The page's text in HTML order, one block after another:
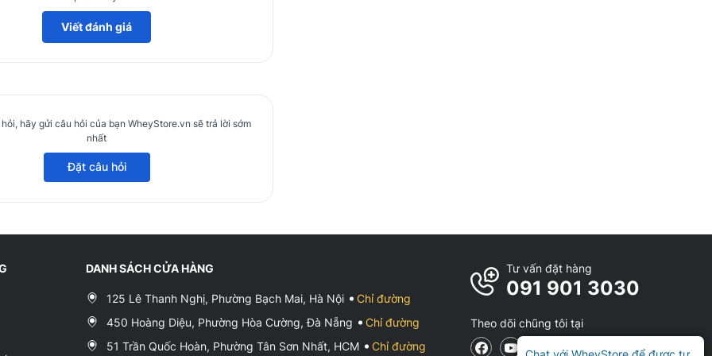
và bảo vệ niêm mạc ruột.
mạch máu, tăng lưu lượng máu lưu thông đến
cung cấp ATP cho cơ bắp.
Viết đánh giá
hãy gửi câu hỏi của bạn WheyStore.vn sẽ trả lời sớm
nhất
Đặt câu hỏi
DANH SÁCH CỬA HÀNG
125 Lê Thanh Nghị, Phường Bạch Mai, Hà Nội
Chỉ đường
450 Hoàng Diệu, Phường Hòa Cường, Đà Nẵng
Chỉ đường
51 Trần Quốc Hoàn, Phường Tân Sơn Nhất, HCM
Chỉ đường
Tư vấn đặt hàng
091 901 3030
Theo dõi chũng tôi tại